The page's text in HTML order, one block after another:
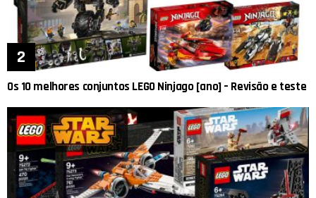
Os 10 melhores conjuntos LEGO Ninjago [ano] – Revisão e teste